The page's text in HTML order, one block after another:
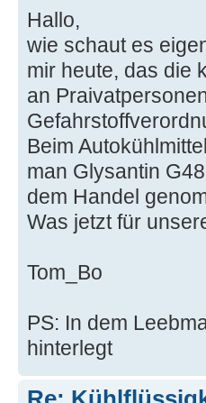
Hallo,
wie schaut es
mir heute, das die
an
Beim
man Glysantin
dem Handel
Was jetzt für
Tom_Bo
PS: In dem
hinterlegt